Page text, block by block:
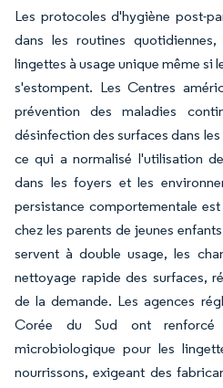
Les protocoles d'hygiène post-
dans les routines
lingettes à usage unique même si
s'estompent. Les Centres
prévention des maladies
désinfection des surfaces dans
ce qui a normalisé l'utilisation
dans les foyers et les
persistance comportementale
chez les parents de jeunes
servent à double usage, les
nettoyage rapide des surfaces,
de la demande. Les agences
Corée du Sud ont renforcé
microbiologique pour les
nourrissons, exigeant des